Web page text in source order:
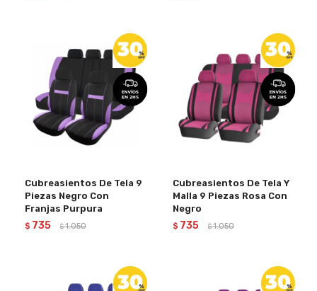
Cubreasientos De Tela 9
Piezas Negro Con
Franjas Purpura
$ 735 $ 1.050
Cubreasientos De Tela Y
Malla 9 Piezas Rosa Con
Negro
$ 735 $ 1.050